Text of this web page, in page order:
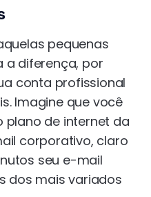
pequenas
a diferença, por
conta profissional
Imagine que você
de internet da
corporativo, claro
seu e-mail
dos mais variados